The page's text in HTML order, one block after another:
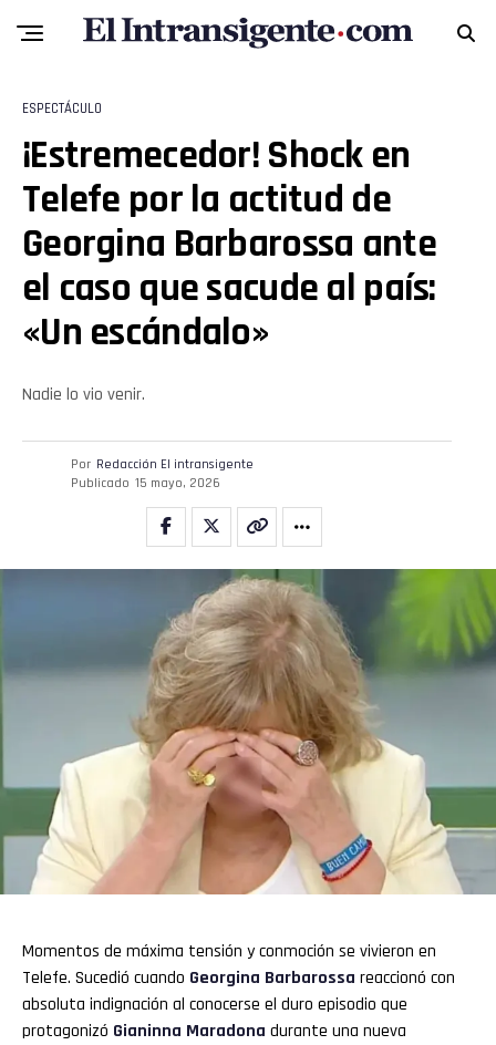
ESPECTÁCULO
¡Estremecedor! Shock en
Telefe por la actitud de
Georgina Barbarossa ante
el caso que sacude al país:
«Un escándalo»
Nadie lo vio venir.
Por Redacción El intransigente
Publicado 15 mayo, 2026
Momentos de máxima tensión y conmoción se vivieron en
Telefe. Sucedió cuando Georgina Barbarossa reaccionó con
absoluta indignación al conocerse el duro episodio que
protagonizó Gianinna Maradona durante una nueva
Flipboard
Reddit
Pinterest
Email